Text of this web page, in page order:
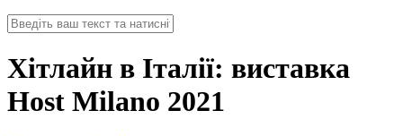
Хітлайн в Італії: виставка
Host Milano 2021